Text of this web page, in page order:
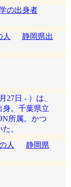
の出身者
人
静岡県出
27日 - ）は、
身。千葉県立
所属。かつ
。
人
静岡県